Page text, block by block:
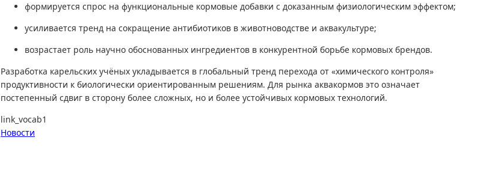
формируется спрос на функциональные кормовые добавки с доказанным физиологическим эффектом;
усиливается тренд на сокращение антибиотиков в животноводстве и аквакультуре;
возрастает роль научно обоснованных ингредиентов в конкурентной борьбе кормовых брендов.
Разработка карельских учёных укладывается в глобальный тренд перехода от «химического контроля»
продуктивности к биологически ориентированным решениям. Для рынка аквакормов это означает
постепенный сдвиг в сторону более сложных, но и более устойчивых кормовых технологий.
link_vocab1
Новости